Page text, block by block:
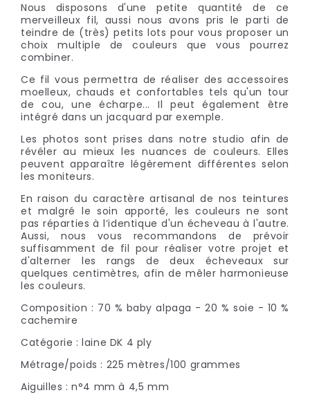
Nous disposons d'une petite quantité de ce
merveilleux fil, aussi nous avons pris le parti de
teindre de (très) petits lots pour vous proposer un
choix multiple de couleurs que vous pourrez
combiner.
Ce fil vous permettra de réaliser des accessoires
moelleux, chauds et confortables tels qu'un tour
de cou, une écharpe... Il peut également être
intégré dans un jacquard par exemple.
Les photos sont prises dans notre studio afin de
révéler au mieux les nuances de couleurs. Elles
peuvent apparaître légèrement différentes selon
les moniteurs.
En raison du caractère artisanal de nos teintures
et malgré le soin apporté, les couleurs ne sont
pas réparties à l’identique d'un écheveau à l'autre.
Aussi, nous vous recommandons de prévoir
suffisamment de fil pour réaliser votre projet et
d'alterner les rangs de deux écheveaux sur
quelques centimètres, afin de mêler harmonieuse
les couleurs.
Composition : 70 % baby alpaga - 20 % soie - 10 %
cachemire
Catégorie : laine DK 4 ply
Métrage/poids : 225 mètres/100 grammes
Aiguilles : n°4 mm à 4,5 mm